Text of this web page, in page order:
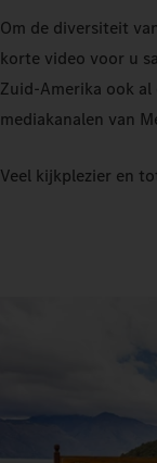
Om de diversiteit
korte video voor u
Zuid-Amerika ook
mediakanalen van
Veel kijkplezier en